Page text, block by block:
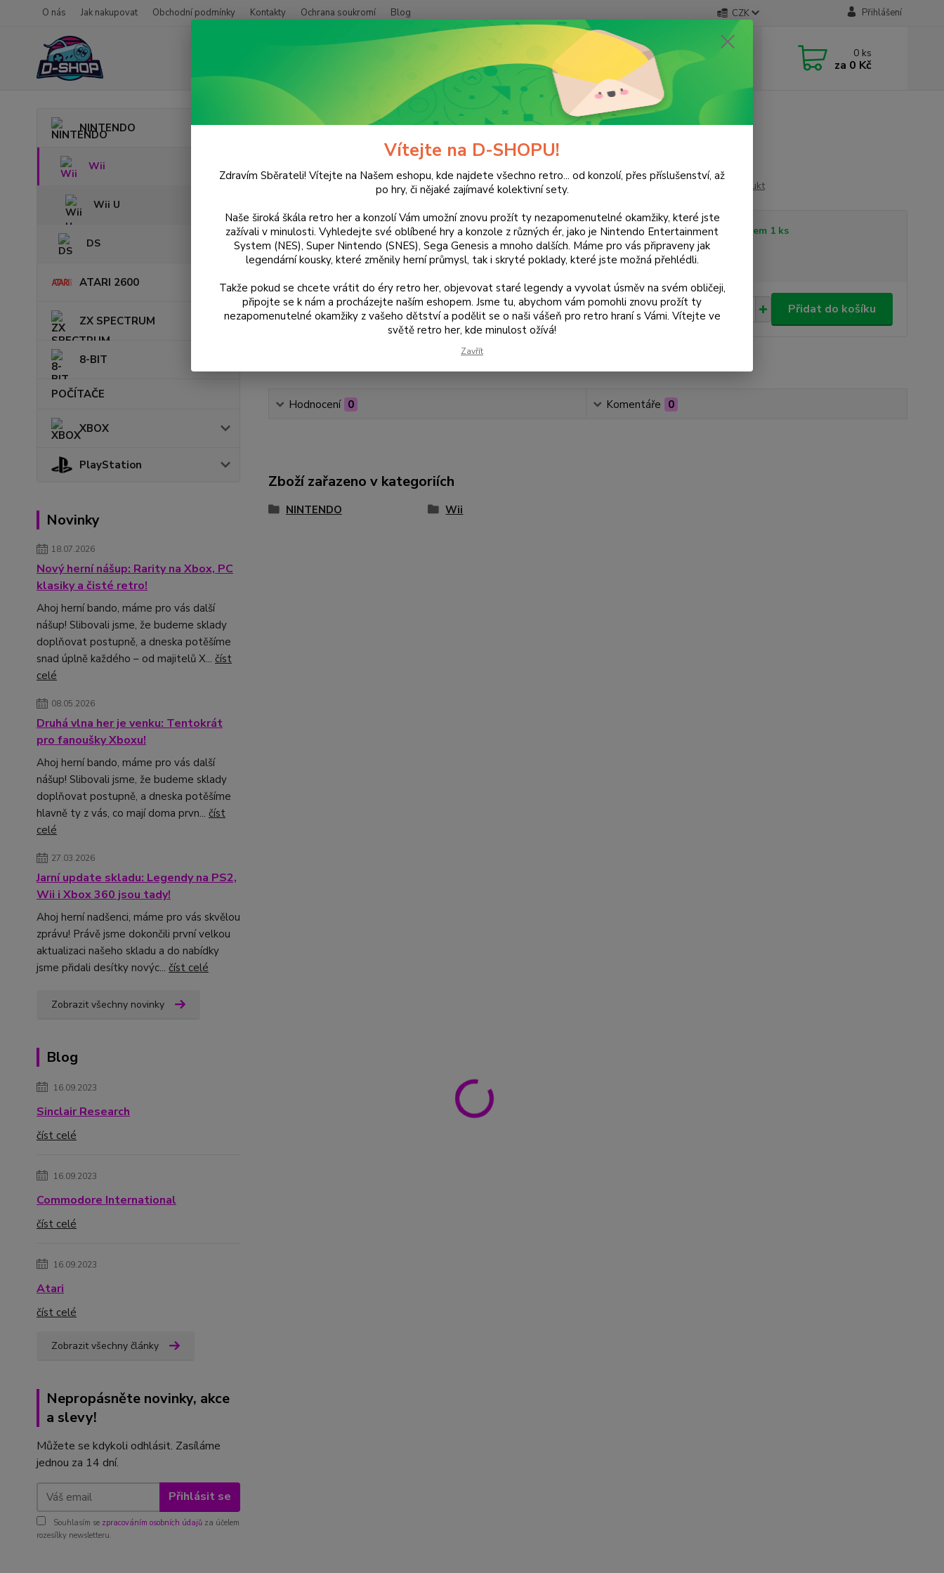
O nás Jak nakupovat Obchodní podmínky Kontakty Ochrana soukromí Blog CZK Přihlášení
Nevíte si rady? Zavolejte.
+420 733 751 266
(Po-Pá, 15:00-20:00 hod.)
0 ks
za 0 Kč
NINTENDO
Wii
Wii U
DS
ATARI 2600
ZX SPECTRUM
8-BIT
POČÍTAČE
XBOX
PlayStation
Novinky
18.07.2026
Nový herní nášup: Rarity na Xbox, PC
klasiky a čisté retro!
Ahoj herní bando, máme pro vás další
nášup! Slibovali jsme, že budeme sklady
doplňovat postupně, a dneska potěšíme
snad úplně každého – od majitelů X... číst
celé
08.05.2026
Druhá vlna her je venku: Tentokrát
pro fanoušky Xboxu!
Ahoj herní bando, máme pro vás další
nášup! Slibovali jsme, že budeme sklady
doplňovat postupně, a dneska potěšíme
hlavně ty z vás, co mají doma prvn... číst
celé
27.03.2026
Jarní update skladu: Legendy na PS2,
Wii i Xbox 360 jsou tady!
Ahoj herní nadšenci, máme pro vás skvělou
zprávu! Právě jsme dokončili první velkou
aktualizaci našeho skladu a do nabídky
jsme přidali desítky novýc... číst celé
Zobrazit všechny novinky
Blog
16.09.2023
Sinclair Research
číst celé
16.09.2023
Commodore International
číst celé
16.09.2023
Atari
číst celé
Zobrazit všechny články
Nepropásněte novinky, akce
a slevy!
Můžete se kdykoli odhlásit. Zasíláme
jednou za 14 dní.
Přihlásit se
Souhlasím se zpracováním osobních údajů za účelem
rozesílky newsletteru.
NINTENDO Wii We Sing: UK Hits
We Sing: UK Hits
Ohodnotit produkt
Dostupnost Skladem 1 ks
Nejsme plátci DPH
90 Kč/ks Přidat do košíku
Hodnocení 0 Komentáře 0
Zboží zařazeno v kategoriích
NINTENDO Wii
Vítejte na D-SHOPU!
Zdravím Sběrateli! Vítejte na Našem eshopu, kde najdete všechno retro... od konzolí, přes příslušenství, až
po hry, či nějaké zajímavé kolektivní sety.
Naše široká škála retro her a konzolí Vám umožní znovu prožít ty nezapomenutelné okamžiky, které jste
zažívali v minulosti. Vyhledejte své oblíbené hry a konzole z různých ér, jako je Nintendo Entertainment
System (NES), Super Nintendo (SNES), Sega Genesis a mnoho dalších. Máme pro vás připraveny jak
legendární kousky, které změnily herní průmysl, tak i skryté poklady, které jste možná přehlédli.
Takže pokud se chcete vrátit do éry retro her, objevovat staré legendy a vyvolat úsměv na svém obličeji,
připojte se k nám a procházejte naším eshopem. Jsme tu, abychom vám pomohli znovu prožít ty
nezapomenutelné okamžiky z vašeho dětství a podělit se o naši vášeň pro retro hraní s Vámi. Vítejte ve
světě retro her, kde minulost ožívá!
Zavřít